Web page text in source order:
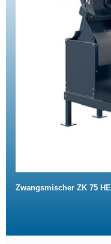
Zwangsmischer ZK 75 HE